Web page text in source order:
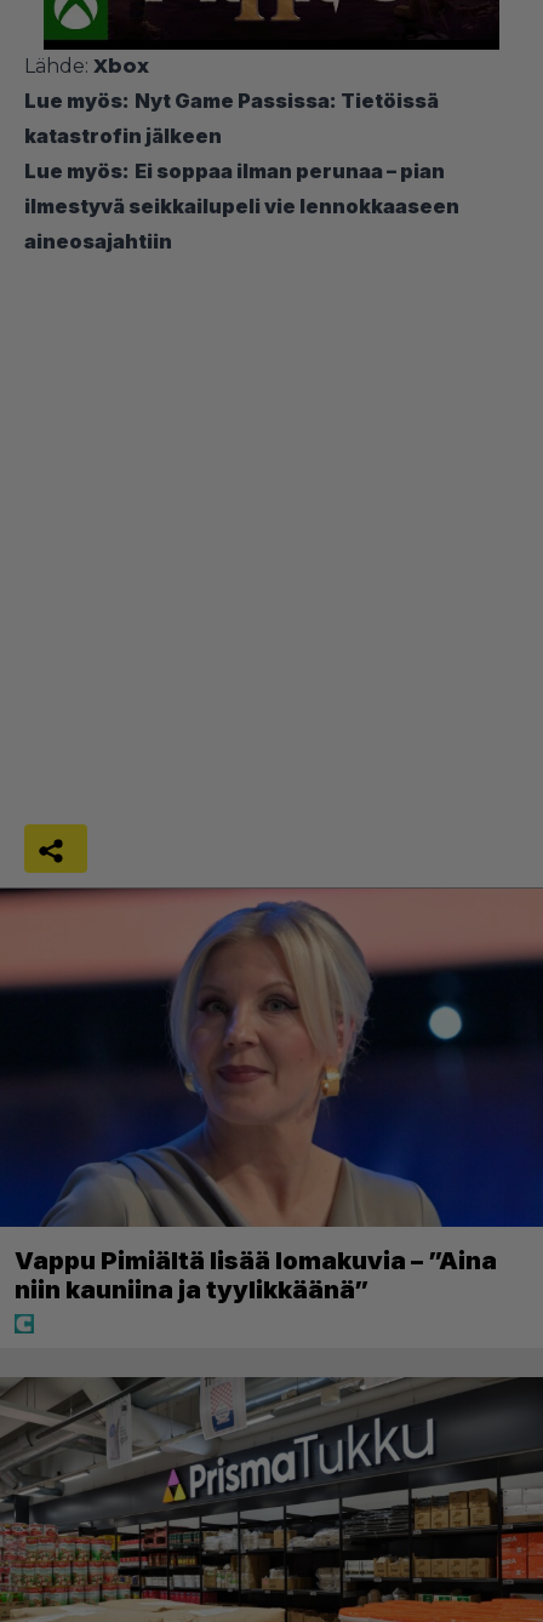
Lähde: Xbox
Lue myös: Nyt Game Passissa: Tietöissä
katastrofin jälkeen
Lue myös: Ei soppaa ilman perunaa – pian
ilmestyvä seikkailupeli vie lennokkaaseen
aineosajahtiin
Vappu Pimiältä lisää lomakuvia – ”Aina
niin kauniina ja tyylikkäänä”